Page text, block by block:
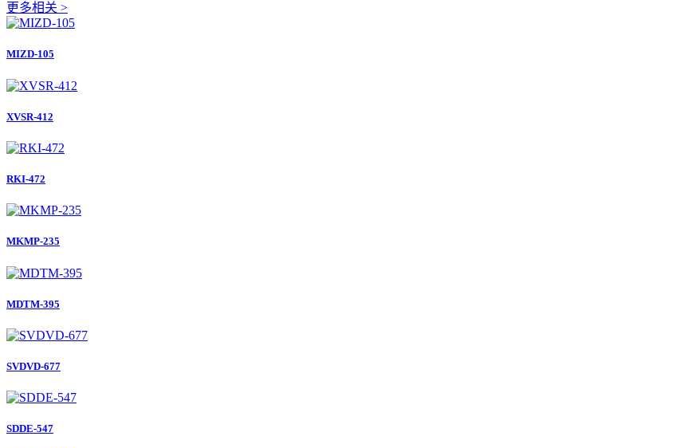
更多相关 >
MIZD-105
XVSR-412
RKI-472
MKMP-235
MDTM-395
SVDVD-677
SDDE-547